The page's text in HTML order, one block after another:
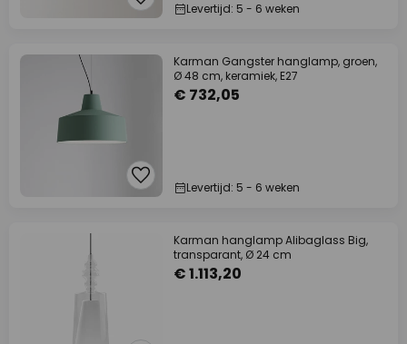
Levertijd: 5 - 6 weken
Karman Gangster hanglamp, groen,
Ø 48 cm, keramiek, E27
€ 732,05
Levertijd: 5 - 6 weken
Karman hanglamp Alibaglass Big,
transparant, Ø 24 cm
€ 1.113,20